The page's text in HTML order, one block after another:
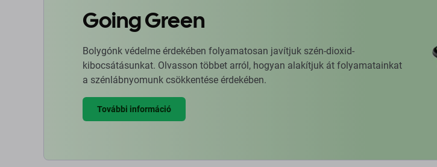
Going Green
Bolygónk védelme érdekében folyamatosan javítjuk szén-dioxid-
kibocsátásunkat. Olvasson többet arról, hogyan alakítjuk át folyamatainkat
a szénlábnyomunk csökkentése érdekében.
További információ